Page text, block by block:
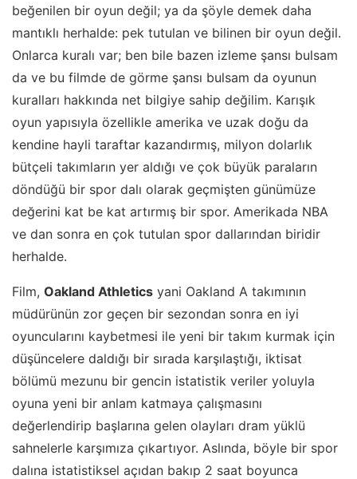
beğenilen bir oyun değil; ya da şöyle demek daha
mantıklı herhalde: pek tutulan ve bilinen bir oyun değil.
Onlarca kuralı var; ben bile bazen izleme şansı bulsam
da ve bu filmde de görme şansı bulsam da oyunun
kuralları hakkında net bilgiye sahip değilim. Karışık
oyun yapısıyla özellikle amerika ve uzak doğu da
kendine hayli taraftar kazandırmış, milyon dolarlık
bütçeli takımların yer aldığı ve çok büyük paraların
döndüğü bir spor dalı olarak geçmişten günümüze
değerini kat be kat artırmış bir spor. Amerikada NBA
ve dan sonra en çok tutulan spor dallarından biridir
herhalde.
Film, Oakland Athletics yani Oakland A takımının
müdürünün zor geçen bir sezondan sonra en iyi
oyuncularını kaybetmesi ile yeni bir takım kurmak için
düşüncelere daldığı bir sırada karşılaştığı, iktisat
bölümü mezunu bir gencin istatistik veriler yoluyla
oyuna yeni bir anlam katmaya çalışmasını
değerlendirip başlarına gelen olayları dram yüklü
sahnelerle karşımıza çıkartıyor. Aslında, böyle bir spor
dalına istatistiksel açıdan bakıp 2 saat boyunca